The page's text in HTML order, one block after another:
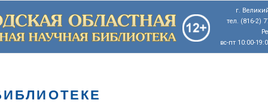
г.
тел. (816-2)
вс-пт 10:00-